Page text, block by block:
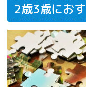
2歳3歳にお